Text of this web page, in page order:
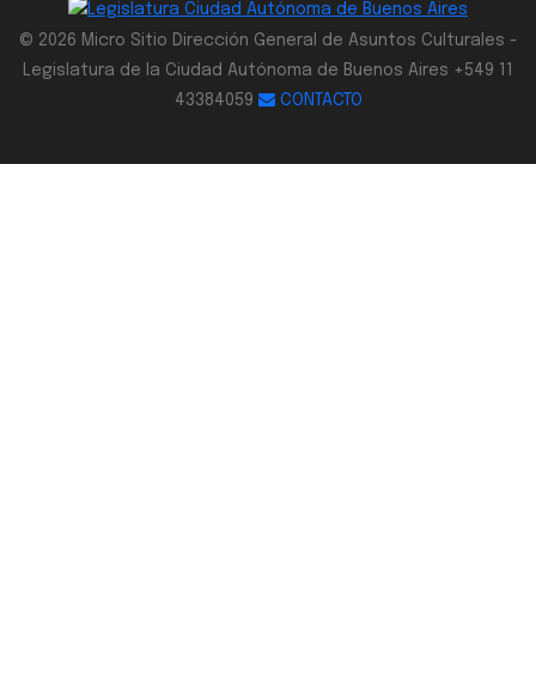
© 2026 Micro Sitio Dirección General de Asuntos Culturales -
Legislatura de la Ciudad Autónoma de Buenos Aires +549 11
43384059
CONTACTO